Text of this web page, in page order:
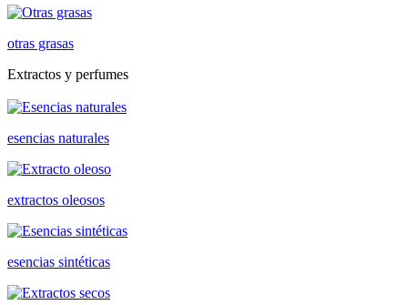
otras grasas
Extractos y perfumes
esencias naturales
extractos oleosos
esencias sintéticas